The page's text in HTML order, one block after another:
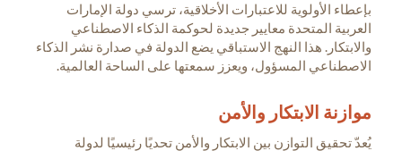
بإعطاء الأولوية للاعتبارات الأخلاقية، ترسي دولة الإمارات
العربية المتحدة معايير جديدة لحوكمة الذكاء الاصطناعي
والابتكار. هذا النهج الاستباقي يضع الدولة في صدارة نشر الذكاء
الاصطناعي المسؤول، ويعزز سمعتها على الساحة العالمية.
موازنة الابتكار والأمن
يُعدّ تحقيق التوازن بين الابتكار والأمن تحديًا رئيسيًا لدولة